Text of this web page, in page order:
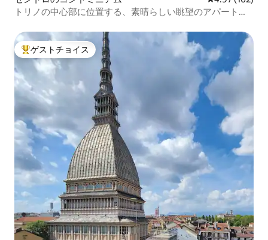
トリノの中心部に位置する、素晴らしい眺望のアパート
大好評のゲストチョイスです。
ゲストチョイス